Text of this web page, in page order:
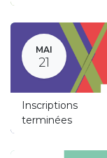
MAI
21
Inscriptions
terminées